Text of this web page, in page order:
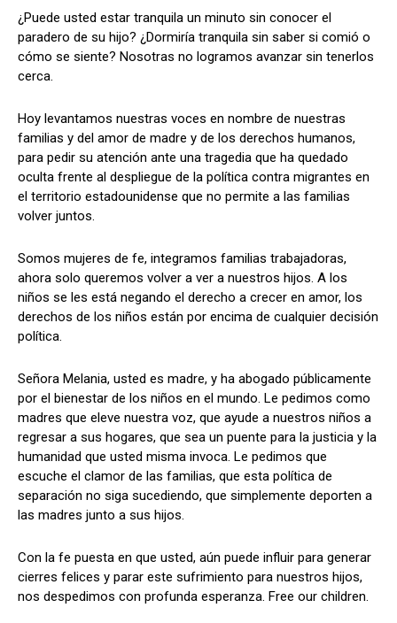
¿Puede usted estar tranquila un minuto sin conocer el
paradero de su hijo? ¿Dormiría tranquila sin saber si comió o
cómo se siente? Nosotras no logramos avanzar sin tenerlos
cerca.
Hoy levantamos nuestras voces en nombre de nuestras
familias y del amor de madre y de los derechos humanos,
para pedir su atención ante una tragedia que ha quedado
oculta frente al despliegue de la política contra migrantes en
el territorio estadounidense que no permite a las familias
volver juntos.
Somos mujeres de fe, integramos familias trabajadoras,
ahora solo queremos volver a ver a nuestros hijos. A los
niños se les está negando el derecho a crecer en amor, los
derechos de los niños están por encima de cualquier decisión
política.
Señora Melania, usted es madre, y ha abogado públicamente
por el bienestar de los niños en el mundo. Le pedimos como
madres que eleve nuestra voz, que ayude a nuestros niños a
regresar a sus hogares, que sea un puente para la justicia y la
humanidad que usted misma invoca. Le pedimos que
escuche el clamor de las familias, que esta política de
separación no siga sucediendo, que simplemente deporten a
las madres junto a sus hijos.
Con la fe puesta en que usted, aún puede influir para generar
cierres felices y parar este sufrimiento para nuestros hijos,
nos despedimos con profunda esperanza. Free our children.